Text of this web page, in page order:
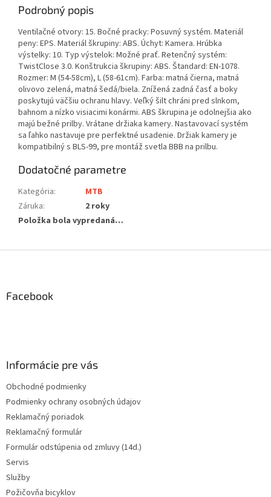
Podrobný popis
Ventilačné otvory: 15. Bočné pracky: Posuvný systém. Materiál
peny: EPS. Materiál škrupiny: ABS. Úchyt: Kamera. Hrúbka
výstelky: 10. Typ výstelok: Možné prať. Retenčný systém:
TwistClose 3.0. Konštrukcia škrupiny: ABS. Štandard: EN-1078.
Rozmer: M (54-58cm), L (58-61cm). Farba: matná čierna, matná
olivovo zelená, matná šedá/biela. Znížená zadná časť a boky
poskytujú väčšiu ochranu hlavy. Veľký šilt chráni pred slnkom,
bahnom a nízko visiacimi konármi. ABS škrupina je odolnejšia ako
majú bežné prilby. Vrátane držiaka kamery. Nastavovací systém
sa ľahko nastavuje pre perfektné usadenie. Držiak kamery je
kompatibilný s BLS-99, pre montáž svetla BBB na prilbu.
Dodatočné parametre
Kategória:
MTB
Záruka:
2 roky
Položka bola vypredaná…
Facebook
Informácie pre vás
Obchodné podmienky
Podmienky ochrany osobných údajov
Reklamačný poriadok
Reklamačný formulár
Formulár odstúpenia od zmluvy (14d.)
Servis
Služby
Požičovňa bicyklov